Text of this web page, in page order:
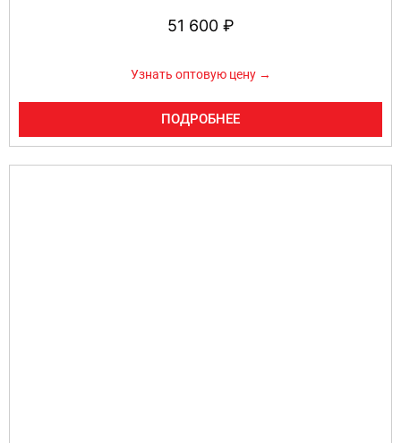
51 600 ₽
Узнать оптовую цену →
ПОДРОБНЕЕ